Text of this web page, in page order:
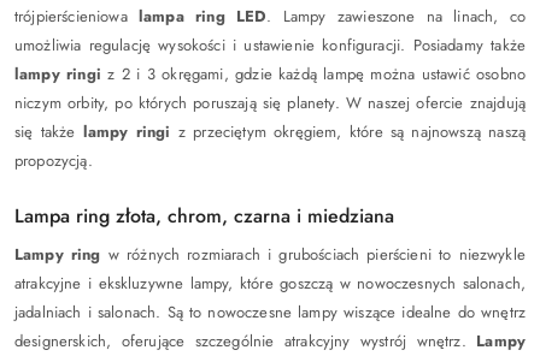
trójpierścieniowa lampa ring LED. Lampy zawieszone na linach, co
umożliwia regulację wysokości i ustawienie konfiguracji. Posiadamy także
lampy ringi z 2 i 3 okręgami, gdzie każdą lampę można ustawić osobno
niczym orbity, po których poruszają się planety. W naszej ofercie znajdują
się także lampy ringi z przeciętym okręgiem, które są najnowszą naszą
propozycją.
Lampa ring złota, chrom, czarna i miedziana
Lampy ring w różnych rozmiarach i grubościach pierścieni to niezwykle
atrakcyjne i ekskluzywne lampy, które goszczą w nowoczesnych salonach,
jadalniach i salonach. Są to nowoczesne lampy wiszące idealne do wnętrz
designerskich, oferujące szczególnie atrakcyjny wystrój wnętrz. Lampy